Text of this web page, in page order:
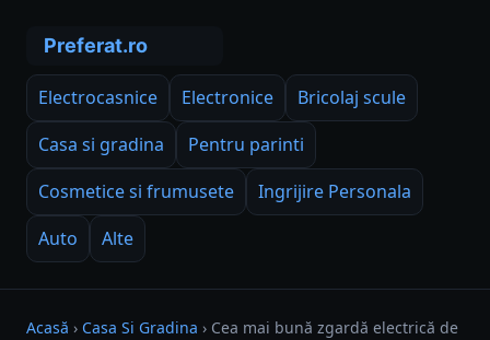
Electrocasnice Electronice
Bricolaj scule
Casa si gradina
Pentru parinti
Cosmetice si frumusete
Ingrijire Personala
Auto
Alte
Acasă › Casa Si Gradina › Cea mai bună zgardă electrică de